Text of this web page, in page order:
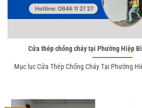
Cửa thép chống cháy tại Phường Hiệp
Mục lục Cửa Thép Chống Cháy Tại Phường